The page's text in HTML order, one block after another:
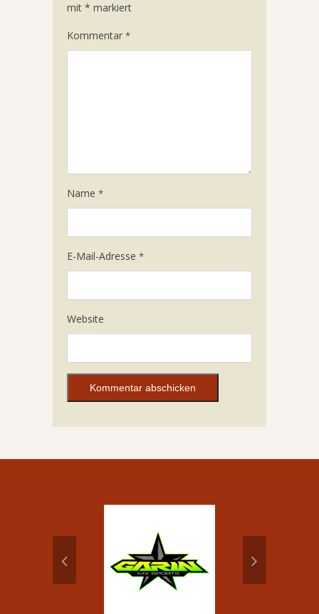
mit * markiert
Kommentar *
Name *
E-Mail-Adresse *
Website